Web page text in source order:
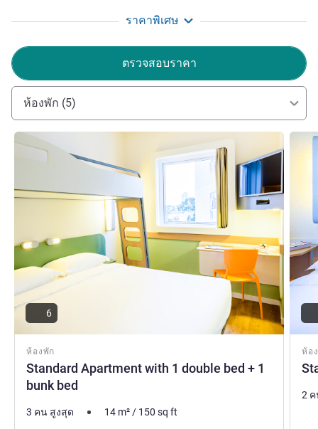
accommodation. André Trevisan General Manager.
ราคาพิเศษ
ตรวจสอบราคา
ห้องพัก (5)
ห้องพัก
Standard Apartment with 1 double bed + 1
bunk bed
ดูรายละเอียด
6
3 คน สูงสุด 14 m²/ 150 sq ft
ห้อ
ดูราย
2